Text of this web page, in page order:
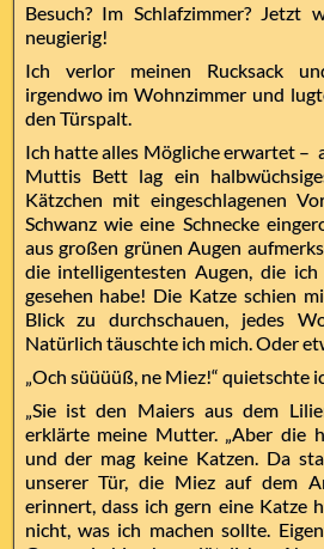
Besuch? Im Schlafzimmer? Jetzt
neugierig!
Ich verlor meinen Rucksack
irgendwo im Wohnzimmer und
den Türspalt.
Ich hatte alles Mögliche erwartet –
Muttis Bett lag ein
Kätzchen mit eingeschlagenen
Schwanz wie eine Schnecke
aus großen grünen Augen
die intelligentesten Augen, die
gesehen habe! Die Katze schien
Blick zu durchschauen, jedes
Natürlich täuschte ich mich. Oder
„Och süüüüß, ne Miez!“ quietschte
„Sie ist den Maiers aus dem
erklärte meine Mutter. „Aber die
und der mag keine Katzen. Da
unserer Tür, die Miez auf dem
erinnert, dass ich gern eine Katze
nicht, was ich machen sollte.